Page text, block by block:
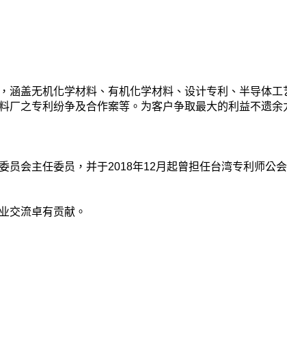
盖无机化学材料、有机化学材料、设计专利、半导体
之专利纷争及合作案等。为客户争取最大的利益不遗余
会主任委员，并于2018年12月起曾担任台湾专利师公
交流卓有贡献。